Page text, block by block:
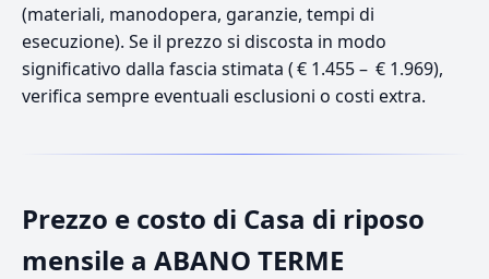
(materiali, manodopera, garanzie, tempi di
esecuzione). Se il prezzo si discosta in modo
significativo dalla fascia stimata ( € 1.455 – € 1.969),
verifica sempre eventuali esclusioni o costi extra.
Prezzo e costo di Casa di riposo
mensile a ABANO TERME